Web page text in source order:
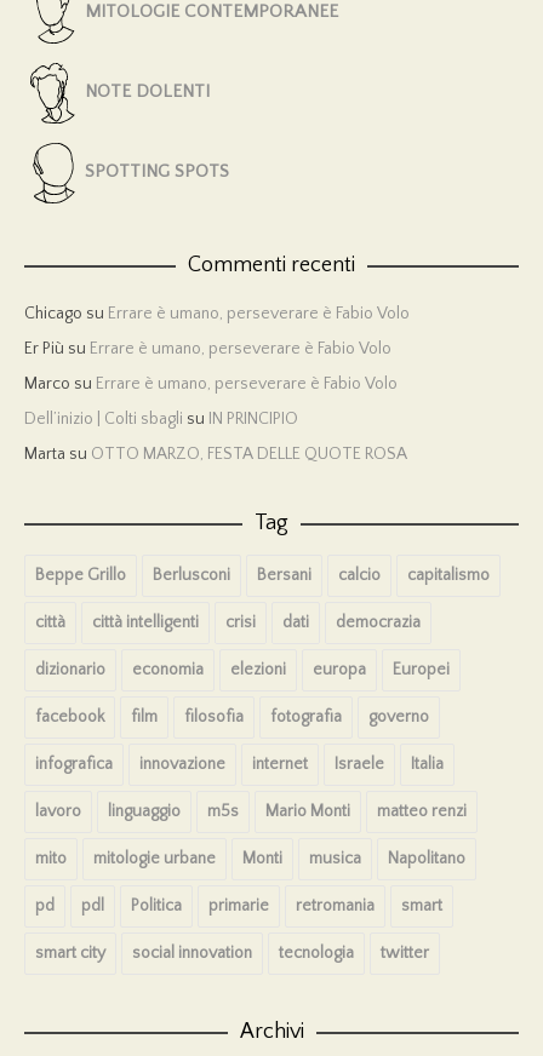
MITOLOGIE CONTEMPORANEE
NOTE DOLENTI
SPOTTING SPOTS
Commenti recenti
Chicago su Errare è umano, perseverare è Fabio Volo
Er Più su Errare è umano, perseverare è Fabio Volo
Marco su Errare è umano, perseverare è Fabio Volo
Dell’inizio | Colti sbagli su IN PRINCIPIO
Marta su OTTO MARZO, FESTA DELLE QUOTE ROSA
Tag
Beppe Grillo Berlusconi Bersani calcio capitalismo
città città intelligenti crisi dati democrazia
dizionario economia elezioni europa Europei
facebook film filosofia fotografia governo
infografica innovazione internet Israele Italia
lavoro linguaggio m5s Mario Monti matteo renzi
mito mitologie urbane Monti musica Napolitano
pd pdl Politica primarie retromania smart
smart city social innovation tecnologia twitter
Archivi